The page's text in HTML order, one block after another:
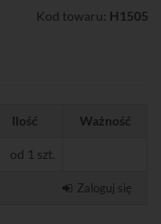
Kod towaru: H1505
Ilość Ważność
od 1 szt.
Zaloguj się